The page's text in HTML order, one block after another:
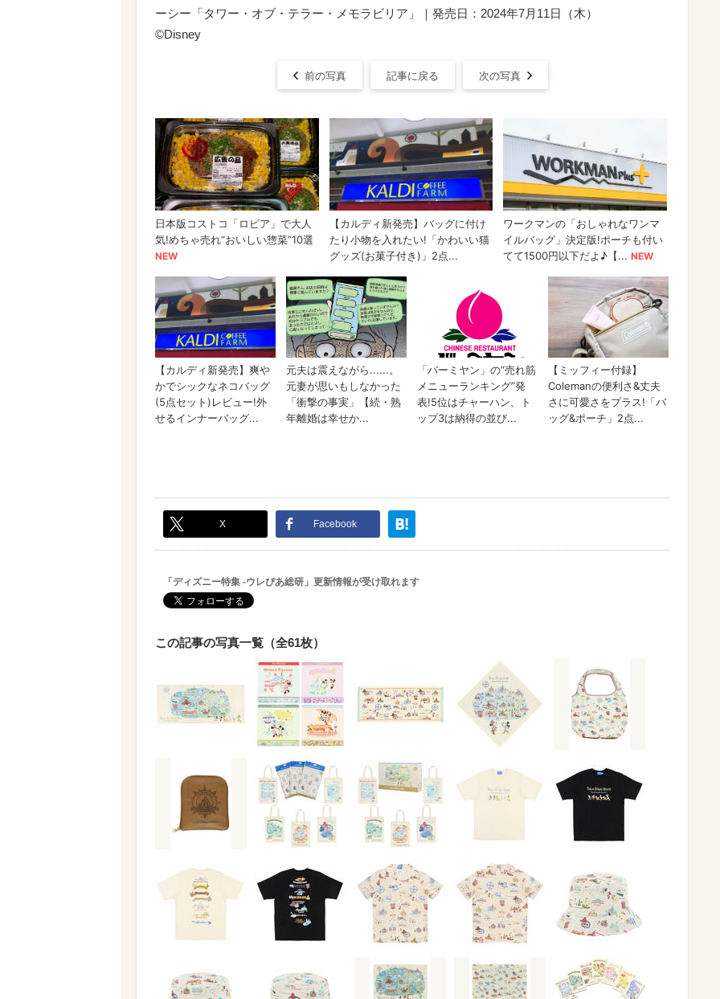
ーシー「タワー・オブ・テラー・メモラビリア」｜発売日：2024年7月11日（木）
©Disney
前の写真 記事に戻る 次の写真
X Facebook
「ディズニー特集 -ウレぴあ総研」更新情報が受け取れます
この記事の写真一覧（全61枚）